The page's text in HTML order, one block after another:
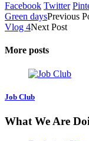
Facebook Twitter
Green daysPrevious
Vlog 4Next Post
More posts
Job Club
What We Are